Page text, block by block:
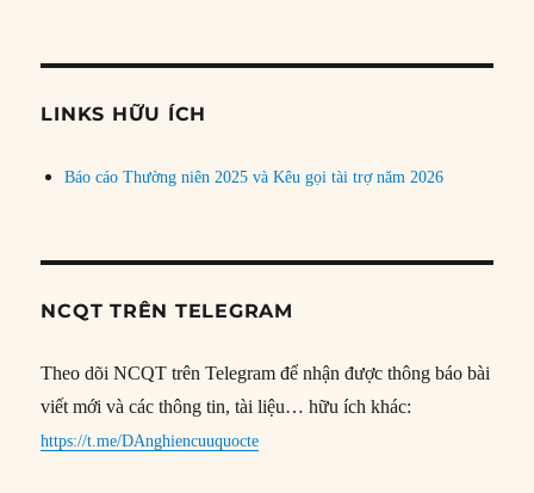
đề
LINKS HỮU ÍCH
Báo cáo Thường niên 2025 và Kêu gọi tài trợ năm 2026
NCQT TRÊN TELEGRAM
Theo dõi NCQT trên Telegram để nhận được thông báo bài
viết mới và các thông tin, tài liệu… hữu ích khác:
https://t.me/DAnghiencuuquocte